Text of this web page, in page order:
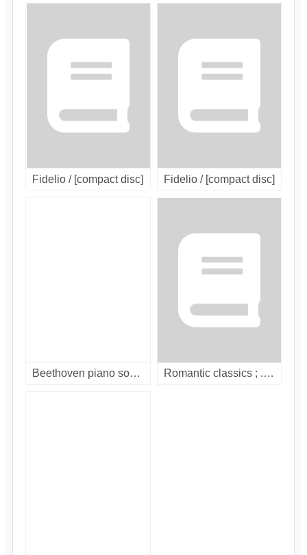
Fidelio / [compact disc] Fidelio / [compact disc]
Beethoven piano sonata nos. 4, 11, 12, 13, 14, 16, 22 / [compact disc] Romantic classics ; . [compact disc]